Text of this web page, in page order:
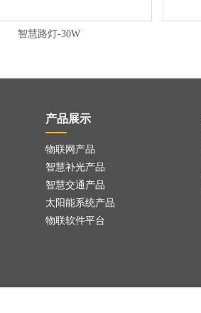
智慧路灯-30W
产品展示
物联网产品
智慧补光产品
智慧交通产品
太阳能系统产品
物联软件平台